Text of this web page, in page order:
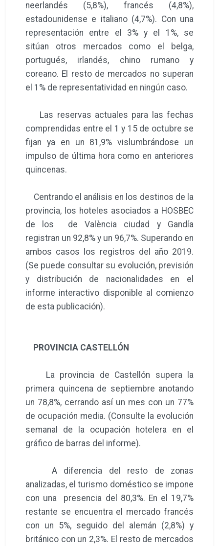
neerlandés (5,8%), francés (4,8%),
estadounidense e italiano (4,7%). Con una
representación entre el 3% y el 1%, se
sitúan otros mercados como el belga,
portugués, irlandés, chino rumano y
coreano. El resto de mercados no superan
el 1% de representatividad en ningún caso.
Las reservas actuales para las fechas
comprendidas entre el 1 y 15 de octubre se
fijan ya en un 81,9% vislumbrándose un
impulso de última hora como en anteriores
quincenas.
Centrando el análisis en los destinos de la
provincia, los hoteles asociados a HOSBEC
de los de València ciudad y Gandía
registran un 92,8% y un 96,7%. Superando en
ambos casos los registros del año 2019.
(Se puede consultar su evolución, previsión
y distribución de nacionalidades en el
informe interactivo disponible al comienzo
de esta publicación).
PROVINCIA CASTELLÓN
La provincia de Castellón supera la
primera quincena de septiembre anotando
un 78,8%, cerrando así un mes con un 77%
de ocupación media. (Consulte la evolución
semanal de la ocupación hotelera en el
gráfico de barras del informe).
A diferencia del resto de zonas
analizadas, el turismo doméstico se impone
con una presencia del 80,3%. En el 19,7%
restante se encuentra el mercado francés
con un 5%, seguido del alemán (2,8%) y
británico con un 2,3%. El resto de mercados